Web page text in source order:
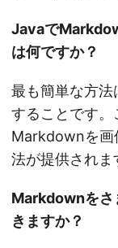
Javaで
は何ですか？
最も簡単な方法
することです。
Markdownを画
法が提供されま
Markdownをさ
きますか？